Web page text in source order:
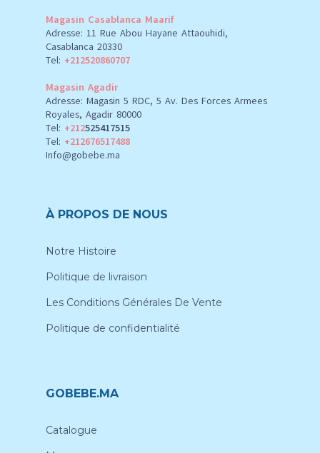
Magasin Casablanca Maarif
Adresse: 11 Rue Abou Hayane Attaouhidi,
Casablanca 20330
Tel: +212520860707
Magasin Agadir
Adresse: Magasin 5 RDC, 5 Av. Des Forces Armees
Royales, Agadir 80000
Tel: +212525417515
Tel: +212676517488
Info@gobebe.ma
À PROPOS DE NOUS
Notre Histoire
Politique de livraison
Les Conditions Générales De Vente
Politique de confidentialité
GOBEBE.MA
Catalogue